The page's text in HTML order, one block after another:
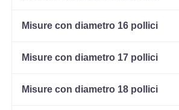
165/70 R14 85T M+S XL
Misure con diametro 16 pollici
Misure con diametro 17 pollici
Misure con diametro 18 pollici